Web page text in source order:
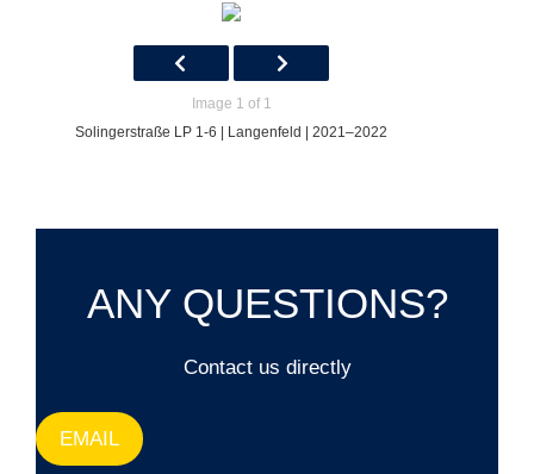
Image 1 of 1
Solingerstraße LP 1-6 | Langenfeld | 2021–2022
ANY QUESTIONS?
Contact us directly
EMAIL